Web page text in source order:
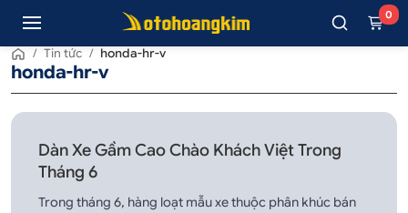
0
/ Tin tức / honda-hr-v
honda-hr-v
Dàn Xe Gầm Cao Chào Khách Việt Trong
Tháng 6
Trong tháng 6, hàng loạt mẫu xe thuộc phân khúc bán